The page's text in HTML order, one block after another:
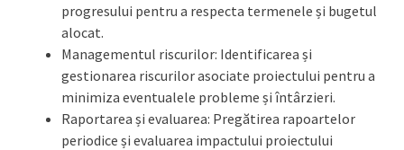
progresului pentru a respecta termenele și bugetul
alocat.
Managementul riscurilor: Identificarea și
gestionarea riscurilor asociate proiectului pentru a
minimiza eventualele probleme și întârzieri.
Raportarea și evaluarea: Pregătirea rapoartelor
periodice și evaluarea impactului proiectului